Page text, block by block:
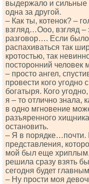
выдержало и сильные
одна за другой.
– Как ты, котенок? –
взгляд…Ооо, взгляд
разговор…. Если было
распахиваться так
кротостью, так
посторонний человек
– просто ангел,
провести кого угодно
богатыря. Кого
я – то отлично знала,
в одно мгновение
разъяренного
остановить.
– Я в порядке…почти.
представления,
мой был еще
решила сразу взять
сегодня будет
– Ну прости моя